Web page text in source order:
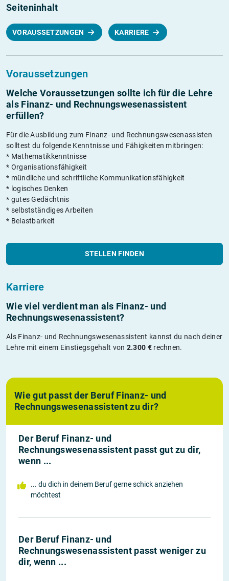
Seiteninhalt
VORAUSSETZUNGEN KARRIERE
Voraussetzungen
Welche Voraussetzungen sollte ich für die Lehre
als Finanz- und Rechnungswesenassistent
erfüllen?
Für die Ausbildung zum Finanz- und Rechnungswesenassisten
solltest du folgende Kenntnisse und Fähigkeiten mitbringen:
* Mathematikkenntnisse
* Organisationsfähigkeit
* mündliche und schriftliche Kommunikationsfähigkeit
* logisches Denken
* gutes Gedächtnis
* selbstständiges Arbeiten
* Belastbarkeit
STELLEN FINDEN
Karriere
Wie viel verdient man als Finanz- und
Rechnungswesenassistent?
Als Finanz- und Rechnungswesenassistent kannst du nach deiner
Lehre mit einem Einstiegsgehalt von 2.300 €rechnen.
Wie gut passt der Beruf Finanz- und
Rechnungswesenassistent zu dir?
Der Beruf Finanz- und
Rechnungswesenassistent passt gut zu dir,
wenn ...
... du dich in deinem Beruf gerne schick anziehen
möchtest
Der Beruf Finanz- und
Rechnungswesenassistent passt weniger zu
dir, wenn ...